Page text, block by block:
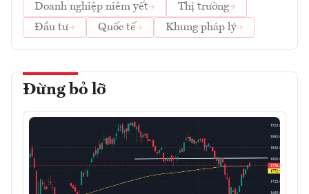
Doanh nghiệp niêm yết
Thị trường
Đầu tư
Quốc tế Khung pháp lý
Đừng bỏ lỡ